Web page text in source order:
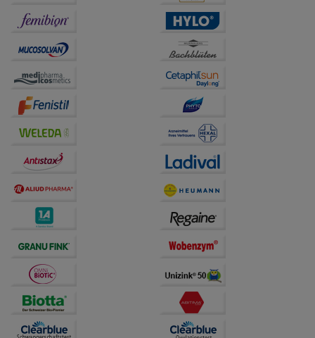
unserer Website sammeln, mit deren Hilfe wir unsere
Website weiter für Sie optimieren können, den Inhalt
auf unserer Website aber auch die Werbung auf
Drittseiten möglichst relevant für Sie zu gestalten.
Bitte beachten Sie, dass Daten hierfür teilweise an
Dritte wie z.B. Google oder soziale Medien